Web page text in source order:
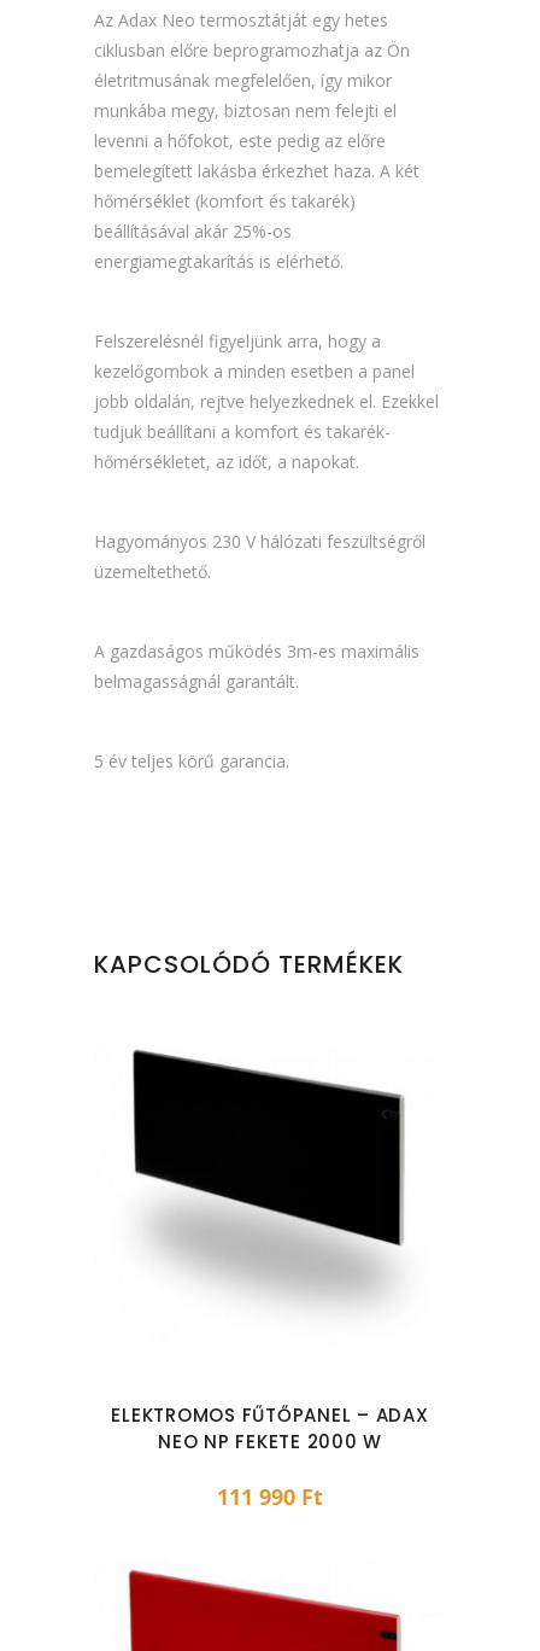
Az Adax Neo termosztátját egy hetes
ciklusban előre beprogramozhatja az Ön
életritmusának megfelelően, így mikor
munkába megy, biztosan nem felejti el
levenni a hőfokot, este pedig az előre
bemelegített lakásba érkezhet haza. A két
hőmérséklet (komfort és takarék)
beállításával akár 25%-os
energiamegtakarítás is elérhető.
Felszerelésnél figyeljünk arra, hogy a
kezelőgombok a minden esetben a panel
jobb oldalán, rejtve helyezkednek el. Ezekkel
tudjuk beállítani a komfort és takarék-
hőmérsékletet, az időt, a napokat.
Hagyományos 230 V hálózati feszültségről
üzemeltethető.
A gazdaságos működés 3m-es maximális
belmagasságnál garantált.
5 év teljes körű garancia.
KAPCSOLÓDÓ TERMÉKEK
ELEKTROMOS FŰTŐPANEL – ADAX
NEO NP FEKETE 2000 W
111 990 Ft